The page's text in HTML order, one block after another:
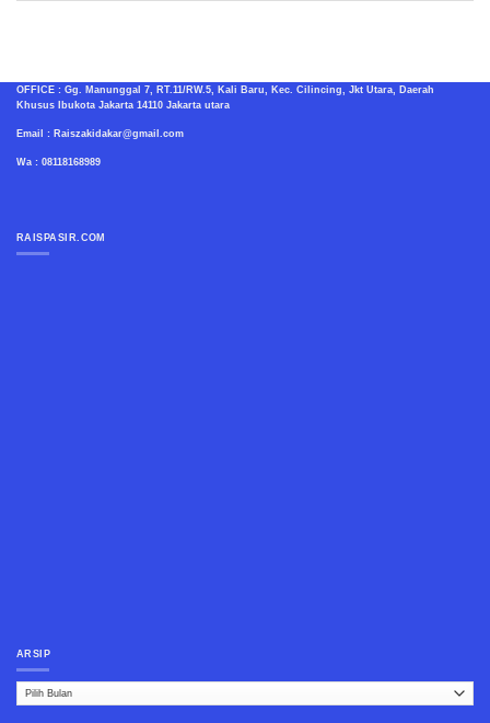
OFFICE : Gg. Manunggal 7, RT.11/RW.5, Kali Baru, Kec. Cilincing, Jkt Utara, Daerah
Khusus Ibukota Jakarta 14110 Jakarta utara
Email : Raiszakidakar@gmail.com
Wa : 08118168989
RAISPASIR.COM
ARSIP
Arsip